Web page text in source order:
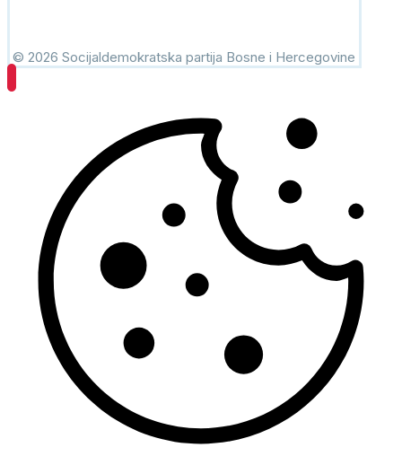
© 2026 Socijaldemokratska partija Bosne i Hercegovine